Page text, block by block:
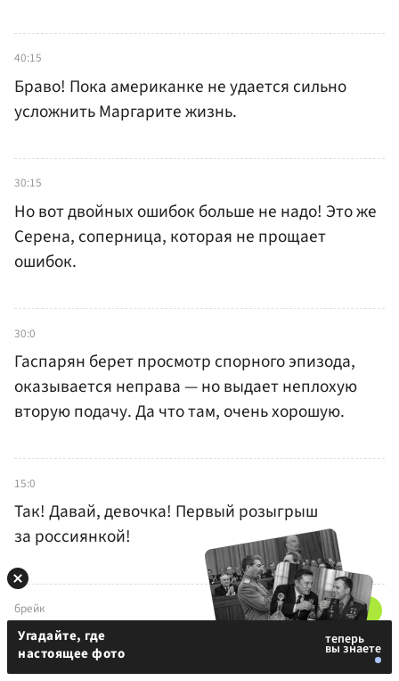
40:15
Браво! Пока американке не удается сильно
усложнить Маргарите жизнь.
30:15
Но вот двойных ошибок больше не надо! Это же
Серена, соперница, которая не прощает
ошибок.
30:0
Гаспарян берет просмотр спорного эпизода,
оказывается неправа — но выдает неплохую
вторую подачу. Да что там, очень хорошую.
15:0
Так! Давай, девочка! Первый розыгрыш
за россиянкой!
брейк
Но тут ошибается сама Серена! Вот это начало!
1:0 в пользу Гаспарян
Угадайте, где
настоящее фото